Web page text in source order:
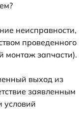
неисправности,
проведенного
монтаж запчасти).
выход из
заявленным
условий